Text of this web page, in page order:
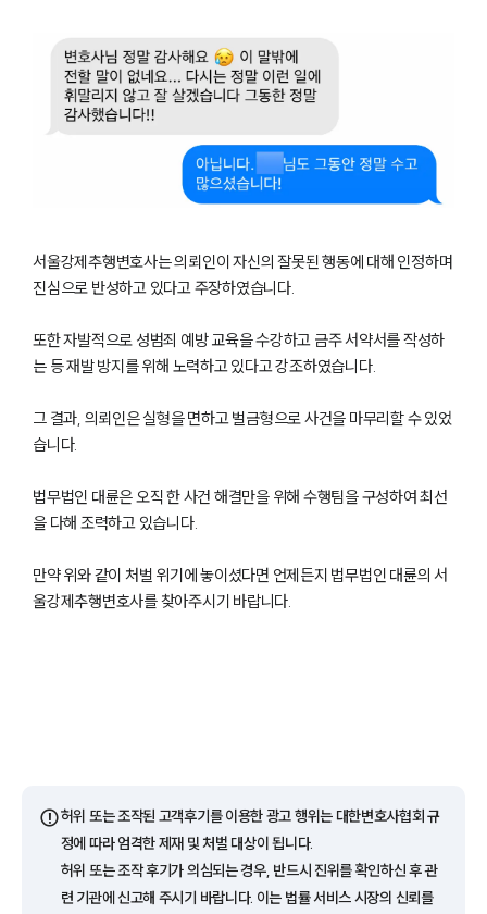
고객의 소리
통합검색
AI대륜
서울강제추행변호사는 의뢰인이 자신의 잘못된 행동에 대해 인정하며
진심으로 반성하고 있다고 주장하였습니다.
또한 자발적으로 성범죄 예방 교육을 수강하고 금주 서약서를 작성하
는 등 재발 방지를 위해 노력하고 있다고 강조하였습니다.
그 결과, 의뢰인은 실형을 면하고 벌금형으로 사건을 마무리할 수 있었
습니다.
법무법인 대륜은 오직 한 사건 해결만을 위해 수행팀을 구성하여 최선
을 다해 조력하고 있습니다.
만약 위와 같이 처벌 위기에 놓이셨다면 언제든지 법무법인 대륜의 서
울강제추행변호사를 찾아주시기 바랍니다.
⚠️허위 또는 조작된 고객후기를 이용한 광고 행위는 대한변호사협회 규
정에 따라 엄격한 제재 및 처벌 대상이 됩니다.
허위 또는 조작 후기가 의심되는 경우, 반드시 진위를 확인하신 후 관
련 기관에 신고해 주시기 바랍니다. 이는 법률 서비스 시장의 신뢰를